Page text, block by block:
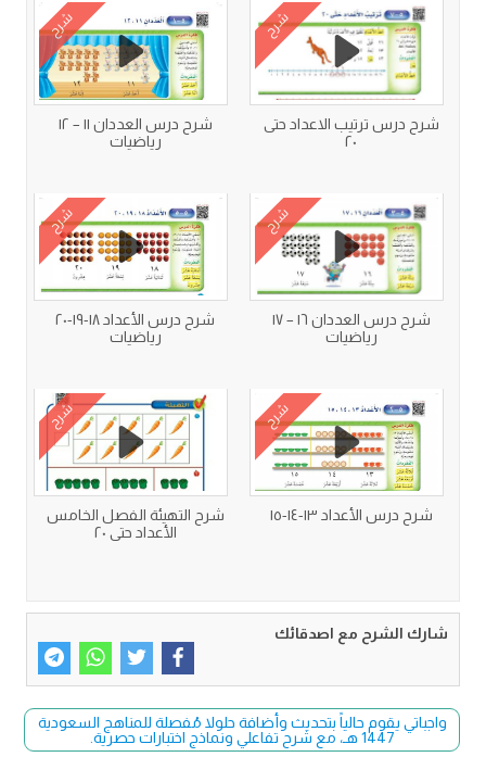
شرح
شرح درس ترتيب الاعداد حتى
٢٠
شرح
شرح درس العددان ١١ – ١٢
رياضيات
شرح
شرح درس العددان ١٦ – ١٧
رياضيات
شرح
شرح درس الأعداد ١٨-١٩-٢٠
رياضيات
شرح
شرح درس الأعداد ١٣-١٤-١٥
شرح
شرح التهيئة الفصل الخامس
الأعداد حتى ٢٠
شارك الشرح مع اصدقائك
واجباتي يقوم حالياً بتحديث وأضافة حلولا مُفصلة للمناهج السعودية
1447 هـ، مع شرح تفاعلي ونماذج اختبارات حصرية.